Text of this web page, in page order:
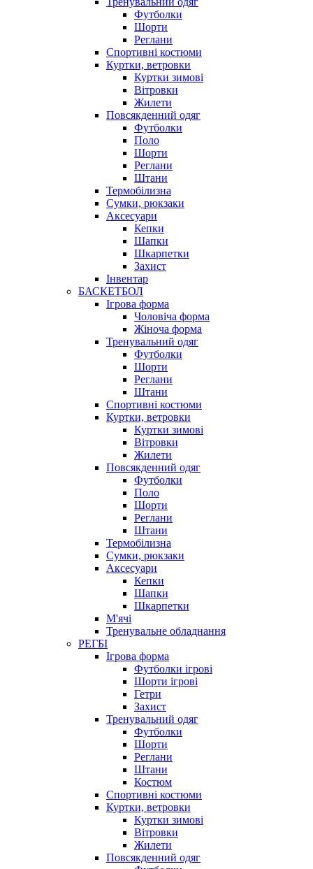
Футболки
Шорти
Реглани
Спортивні костюми
Куртки, ветровки
Куртки зимові
Вітровки
Жилети
Повсякденний одяг
Футболки
Поло
Шорти
Реглани
Штани
Термобілизна
Сумки, рюкзаки
Аксесуари
Кепки
Шапки
Шкарпетки
Захист
Інвентар
БАСКЕТБОЛ
Ігрова форма
Чоловіча форма
Жіноча форма
Тренувальний одяг
Футболки
Шорти
Реглани
Штани
Спортивні костюми
Куртки, ветровки
Куртки зимові
Вітровки
Жилети
Повсякденний одяг
Футболки
Поло
Шорти
Реглани
Штани
Термобілизна
Сумки, рюкзаки
Аксесуари
Кепки
Шапки
Шкарпетки
М'ячі
Тренувальне обладнання
РЕГБІ
Ігрова форма
Футболки ігрові
Шорти ігрові
Гетри
Захист
Тренувальний одяг
Футболки
Шорти
Реглани
Штани
Костюм
Спортивні костюми
Куртки, ветровки
Куртки зимові
Вітровки
Жилети
Повсякденний одяг